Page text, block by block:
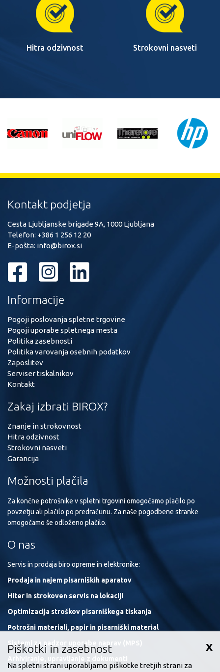
Hitra odzivnost Strokovni nasveti
Kontakt podjetja
Cesta Ljubljanske brigade 9A, 1000 Ljubljana
Telefon: +386 1 256 12 20
E-pošta: info@birox.si
Informacije
Pogoji poslovanja spletne trgovine
Pogoji uporabe spletnega mesta
Politika zasebnosti
Politika varovanja osebnih podatkov
Zaposlitev
Serviser tiskalnikov
Kontakt
Zakaj izbrati BIROX?
Znanje in strokovnost
Hitra odzivnost
Strokovni nasveti
Garancija
Možnosti plačila
Za končne potrošnike v spletni trgovini omogočamo plačilo po
povzetju ali plačilo po predračunu. Za naše pogodbene stranke
omogočamo še odloženo plačilo.
O nas
Servis in prodaja biro opreme in elektronike:
Prodaja in najem pisarniških aparatov
Hiter in strokoven servis na lokaciji
Optimizacija stroškov pisarniškega tiskanja
Potrošni materiali, papir in pisarniški material
Sistemi za nadzor uporabe naprav (MPS)
Arhiviranje, upravljanje z dokumenti
X
Piškotki in zasebnost
Na spletni strani uporabljamo piškotke tretjih strani za